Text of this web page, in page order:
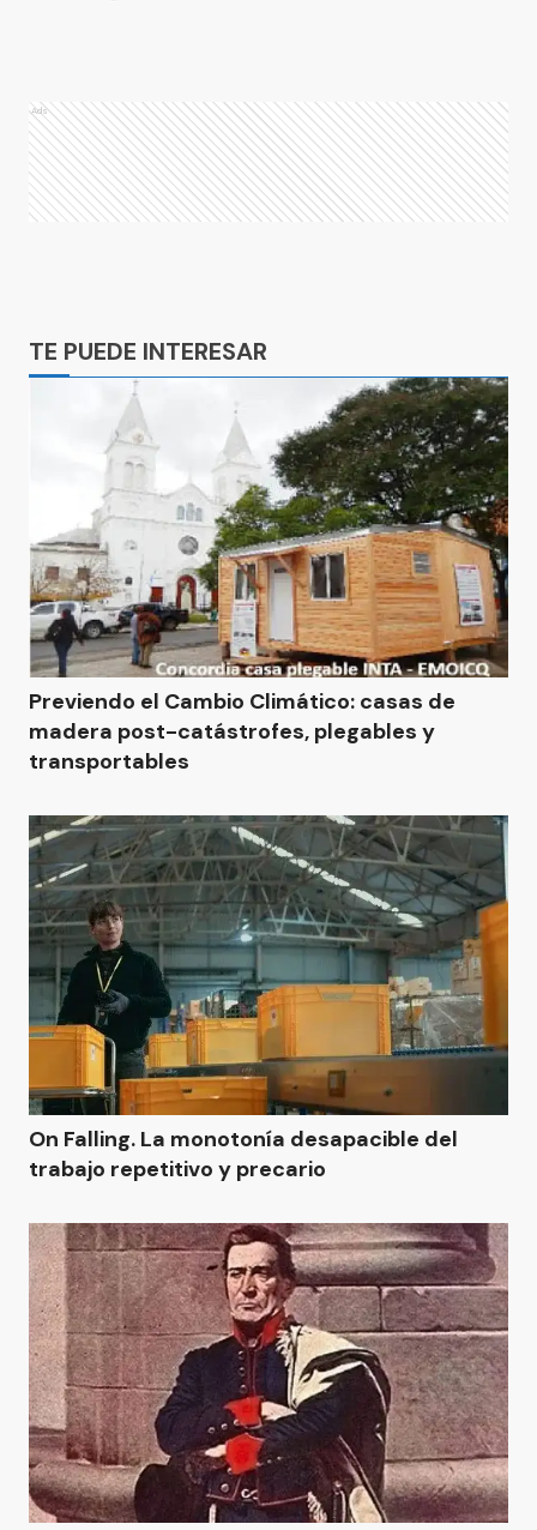
Ads
TE PUEDE INTERESAR
Previendo el Cambio Climático: casas de
madera post-catástrofes, plegables y
transportables
On Falling. La monotonía desapacible del
trabajo repetitivo y precario